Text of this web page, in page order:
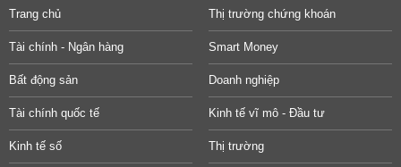
Trang chủ Thị trường chứng khoán
Tài chính - Ngân hàng Smart Money
Bất động sản Doanh nghiệp
Tài chính quốc tế Kinh tế vĩ mô - Đầu tư
Kinh tế số Thị trường